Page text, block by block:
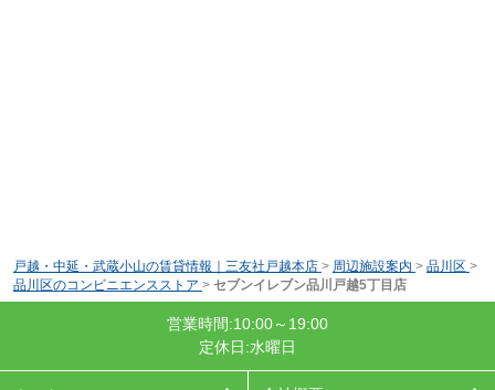
戸越・中延・武蔵小山の賃貸情報｜三友社戸越本店 > 周辺施設案内 > 品川区 >
品川区のコンビニエンスストア > セブンイレブン品川戸越5丁目店
営業時間:10:00～19:00
定休日:水曜日